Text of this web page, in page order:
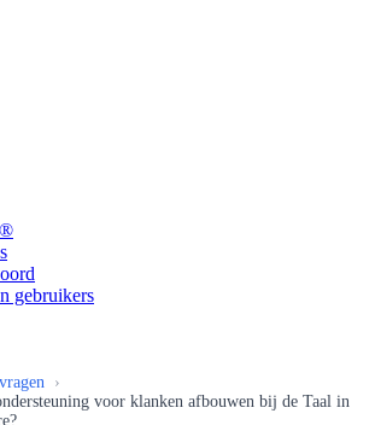
gebruikers
›
voor klanken afbouwen bij de Taal in